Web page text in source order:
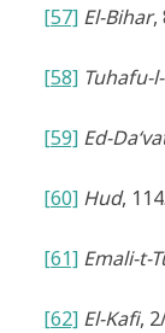
[57] El-Bihar,
[58] Tuhafu-
[59] Ed-
[60] Hud, 114.
[61] Emali-t-
[62] El-Kafi,